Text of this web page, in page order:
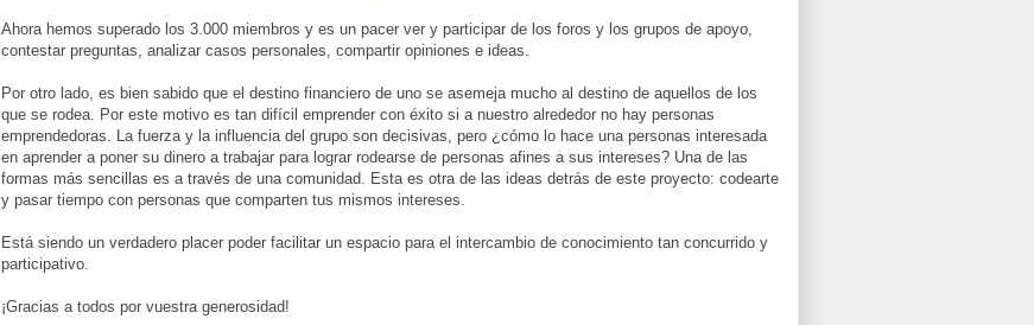
Ahora hemos superado los 3.000 miembros y es un pacer ver y participar de los foros y los grupos de apoyo,
contestar preguntas, analizar casos personales, compartir opiniones e ideas.
Por otro lado, es bien sabido que el destino financiero de uno se asemeja mucho al destino de aquellos de los
que se rodea. Por este motivo es tan difícil emprender con éxito si a nuestro alrededor no hay personas
emprendedoras. La fuerza y la influencia del grupo son decisivas, pero ¿cómo lo hace una personas interesada
en aprender a poner su dinero a trabajar para lograr rodearse de personas afines a sus intereses? Una de las
formas más sencillas es a través de una comunidad. Esta es otra de las ideas detrás de este proyecto: codearte
y pasar tiempo con personas que comparten tus mismos intereses.
Está siendo un verdadero placer poder facilitar un espacio para el intercambio de conocimiento tan concurrido y
participativo.
¡Gracias a todos por vuestra generosidad!